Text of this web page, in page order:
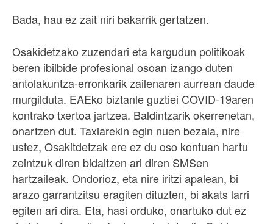
Bada, hau ez zait niri bakarrik gertatzen.
Osakidetzako zuzendari eta kargudun politikoak
beren ibilbide profesional osoan izango duten
antolakuntza-erronkarik zailenaren aurrean daude
murgilduta. EAEko biztanle guztiei COVID-19aren
kontrako txertoa jartzea. Baldintzarik okerrenetan,
onartzen dut. Taxiarekin egin nuen bezala, nire
ustez, Osakitdetzak ere ez du oso kontuan hartu
zeintzuk diren bidaltzen ari diren SMSen
hartzaileak. Ondorioz, eta nire iritzi apalean, bi
arazo garrantzitsu eragiten dituzten, bi akats larri
egiten ari dira. Eta, hasi orduko, onartuko dut ez